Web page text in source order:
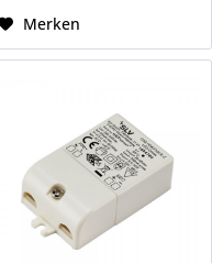
Merken